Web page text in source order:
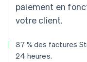
paiement en
votre client.
87 % des factures
24 heures.